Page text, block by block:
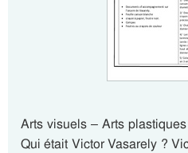
Arts visuels – Arts
Qui était Victor Vasarely ?